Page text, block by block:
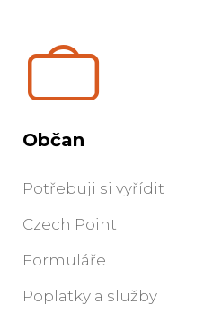
Občan
Potřebuji si vyřídit
Czech Point
Formuláře
Poplatky a služby